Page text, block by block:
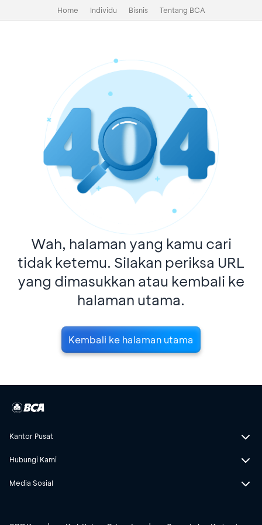
Home Individu Bisnis Tentang BCA
Wah, halaman yang kamu cari
tidak ketemu. Silakan periksa URL
yang dimasukkan atau kembali ke
halaman utama.
Kembali ke halaman utama
Kantor Pusat
Hubungi Kami
Media Sosial